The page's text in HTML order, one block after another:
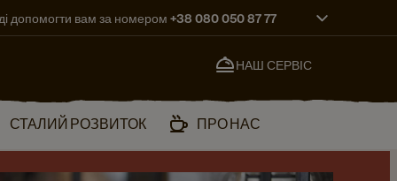
допомогти вам за номером +38 080 050 87 77
НАШ СЕРВІС
СТАЛИЙ РОЗВИТОК ПРО НАС